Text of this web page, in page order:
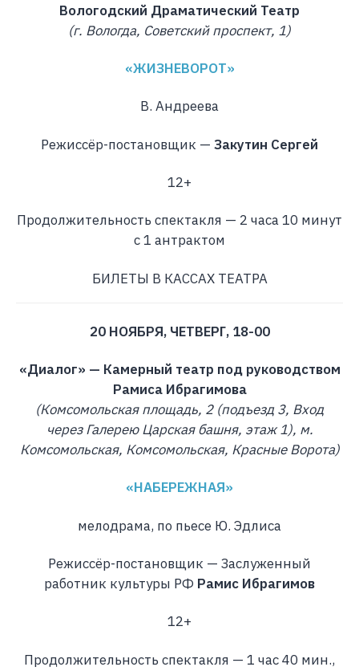
Вологодский Драматический Театр
(г. Вологда, Советский проспект, 1)
«ЖИЗНЕВОРОТ»
В. Андреева
Режиссёр-постановщик — Закутин Сергей
12+
Продолжительность спектакля — 2 часа 10 минут
с 1 антрактом
БИЛЕТЫ В КАССАХ ТЕАТРА
20 НОЯБРЯ, ЧЕТВЕРГ, 18-00
«Диалог» — Камерный театр под руководством
Рамиса Ибрагимова
(Комсомольская площадь, 2 (подъезд 3, Вход
через Галерею Царская башня, этаж 1), м.
Комсомольская, Комсомольская, Красные Ворота)
«НАБЕРЕЖНАЯ»
мелодрама, по пьесе Ю. Эдлиса
Режиссёр-постановщик — Заслуженный
работник культуры РФ Рамис Ибрагимов
12+
Продолжительность спектакля — 1 час 40 мин.,